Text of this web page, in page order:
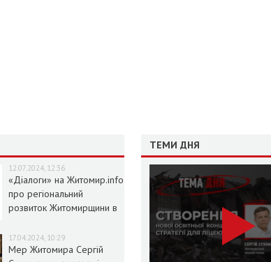
12.07.2024, 12:36
«Діалоги» на Житомир.info
про регіональний
розвиток Житомирщини в
17.04.2024, 10:29
Мер Житомира Сергій
ТЕМИ ДНЯ